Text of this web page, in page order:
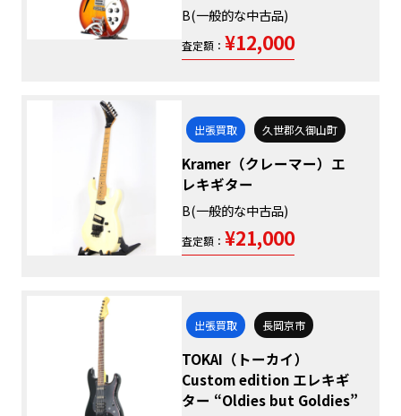
B(一般的な中古品)
査定額： ¥12,000
出張買取 久世郡久御山町
Kramer（クレーマー）エ
レキギター
B(一般的な中古品)
査定額： ¥21,000
出張買取 長岡京市
TOKAI（トーカイ）
Custom edition エレキギ
ター “Oldies but Goldies”